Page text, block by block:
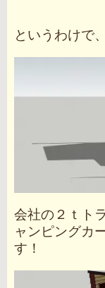
というわけで
会社の２ｔト
ャンピングカ
す！